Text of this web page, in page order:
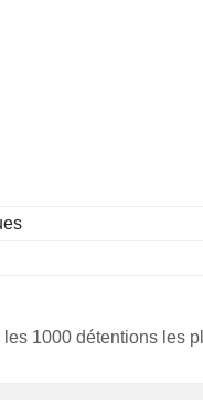
les 1000 détentions les